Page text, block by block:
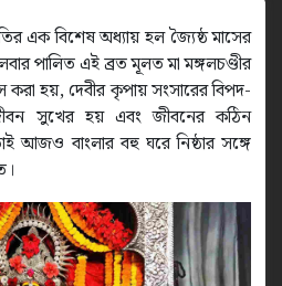
এক বিশেষ অধ্যায় হল জ্যৈষ্ঠ মাসের
পালিত এই ব্রত মূলত মা মঙ্গলচণ্ডীর
করা হয়, দেবীর কৃপায় সংসারের বিপদ-
সুখের হয় এবং জীবনের কঠিন
আজও বাংলার বহু ঘরে নিষ্ঠার সঙ্গে